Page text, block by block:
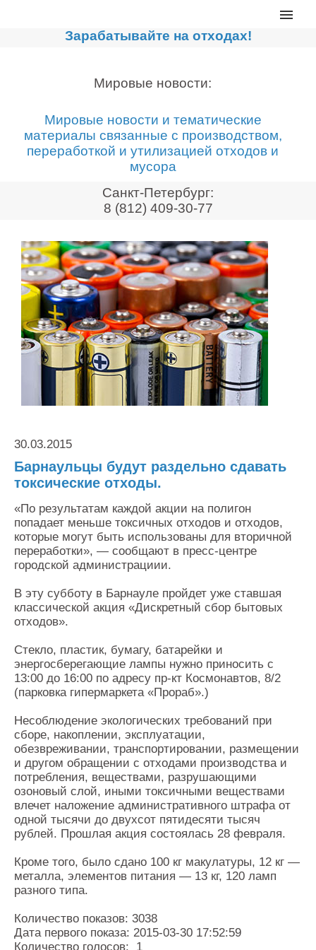
Главная
Сортировочные линии
Дробильное оборудование
Компакторы, контейнеры
Реализованные проекты
Видео
Новости компании
Мировые новости
О нас
Контакты
Оставить заявку
Зарабатывайте на отходах!
Мировые новости:
Мировые новости и тематические
материалы связанные с производством,
переработкой и утилизацией отходов и
мусора
Санкт-Петербург:
8 (812) 409-30-77
30.03.2015
Барнаульцы будут раздельно сдавать
токсические отходы.
«По результатам каждой акции на полигон
попадает меньше токсичных отходов и отходов,
которые могут быть использованы для вторичной
переработки», — сообщают в пресс-центре
городской администрациии.
В эту субботу в Барнауле пройдет уже ставшая
классической акция «Дискретный сбор бытовых
отходов».
Стекло, пластик, бумагу, батарейки и
энергосберегающие лампы нужно приносить с
13:00 до 16:00 по адресу пр-кт Космонавтов, 8/2
(парковка гипермаркета «Прораб».)
Несоблюдение экологических требований при
сборе, накоплении, эксплуатации,
обезвреживании, транспортировании, размещении
и другом обращении с отходами производства и
потребления, веществами, разрушающими
озоновый слой, иными токсичными веществами
влечет наложение административного штрафа от
одной тысячи до двухсот пятидесяти тысяч
рублей. Прошлая акция состоялась 28 февраля.
Кроме того, было сдано 100 кг макулатуры, 12 кг —
металла, элементов питания — 13 кг, 120 ламп
разного типа.
Количество показов: 3038
Дата первого показа: 2015-03-30 17:52:59
Количество голосов: 1